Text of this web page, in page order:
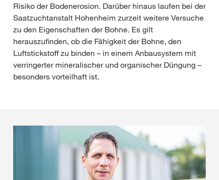
Risiko der Bodenerosion. Darüber hinaus laufen bei der
Saatzuchtanstalt Hohenheim zurzeit weitere Versuche
zu den Eigenschaften der Bohne. Es gilt
herauszufinden, ob die Fähigkeit der Bohne, den
Luftstickstoff zu binden – in einem Anbausystem mit
verringerter mineralischer und organischer Düngung –
besonders vorteilhaft ist.